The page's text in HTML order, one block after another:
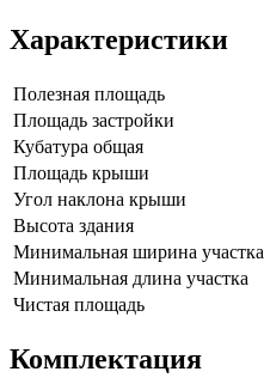
Характеристики
Полезная площадь
Площадь застройки
Кубатура общая
Площадь крыши
Угол наклона крыши
Высота здания
Минимальная ширина участка
Минимальная длина участка
Чистая площадь
Комплектация